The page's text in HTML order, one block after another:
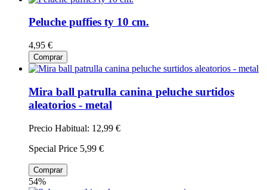
Peluche puffies ty 10 cm.
4,95 €
Comprar
Mira ball patrulla canina peluche surtidos
aleatorios - metal
Precio Habitual: 12,99 €
Special Price 5,99 €
Comprar
54%